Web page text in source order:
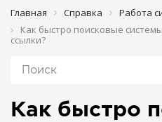
Главная Справка
Работа
Как быстро поисковые
ссылки?
Как быстро